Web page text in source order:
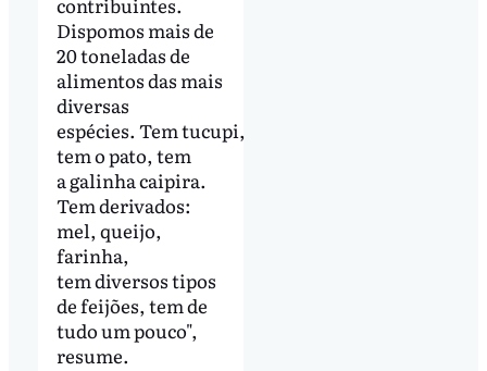
Dispomos mais de
20 toneladas de
alimentos das mais
diversas
espécies. Tem tucupi,
tem o pato, tem
a galinha caipira.
Tem derivados:
mel, queijo,
farinha,
tem diversos tipos
de feijões, tem de
tudo um pouco",
resume.